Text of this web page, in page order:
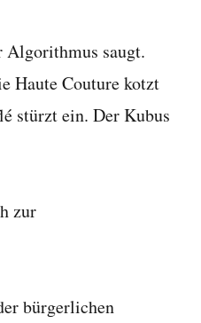
saugt.
Haute Couture kotzt
stürzt ein. Der Kubus
zur
bürgerlichen